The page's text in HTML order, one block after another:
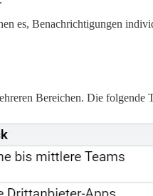
es, Benachrichtigungen
Bereichen. Die folgende